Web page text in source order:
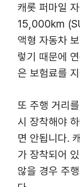
캐롯 퍼마일
15,000km
액형 자동차
렇기 때문에
은 보험료를
또 주행 거리
시 장착해야
면 안됩니다.
가 장착되어
않을 경우 주